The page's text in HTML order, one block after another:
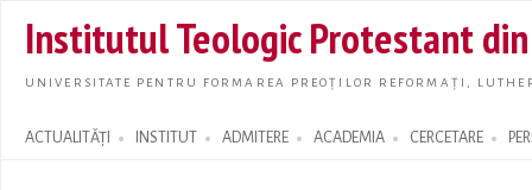
main
Institutul Teologic Protestant
UNIVERSITATE PENTRU FORMAREA PREOȚILOR REFORMAȚI,
ACTUALITĂȚI INSTITUT ADMITERE ACADEMIA CERCETARE
Search form